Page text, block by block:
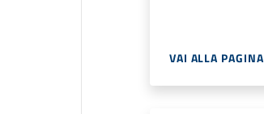
VAI ALLA PAGINA